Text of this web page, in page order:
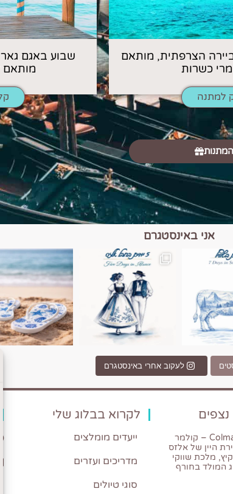
הצרפתית, מותאם
כשרות
למתנה
שבוע באגם
מותאם
אני באינסטגרם
אלזס צרפת
שבו הכל נהיה פשוט יותר. החול, הי
יש ערים בעולם שמרגישות כמו מסע בזמן. רומא
לעקוב אחרי באינסטגרם
נצפים
Colmar – קולמר
היין של אלזס
מלכת שווקי
המולד בחורף
לקרוא בבלוג שלי
ייעדים מומלצים
מדריכים ועזרים
סוגי טיולים